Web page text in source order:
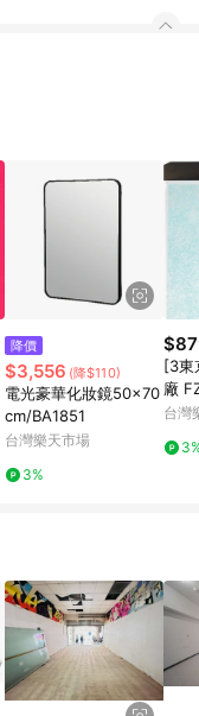
降價
$3,556 (降$110)
電光豪華化妝鏡50x70
cm/BA1851
台灣樂天市場
3%
[3東
廠
淨機
A51
台灣